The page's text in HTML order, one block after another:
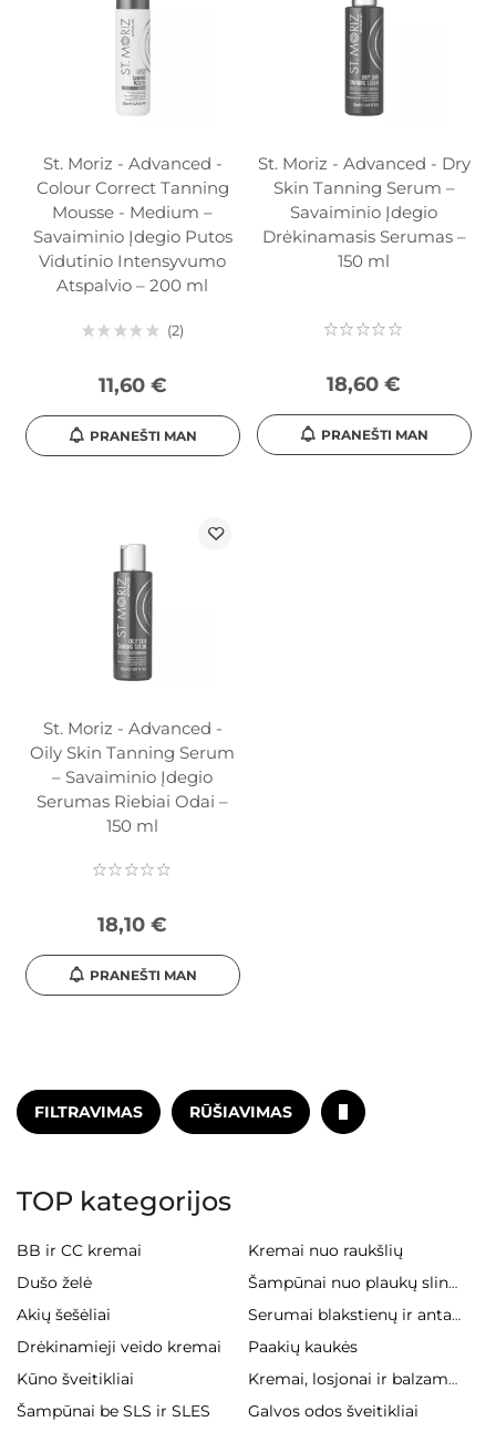
St. Moriz - Advanced -
Colour Correct Tanning
Mousse - Medium –
Savaiminio Įdegio Putos
Vidutinio Intensyvumo
Atspalvio – 200 ml
2
11,60 €
PRANEŠTI MAN
St. Moriz - Advanced - Dry
Skin Tanning Serum –
Savaiminio Įdegio
Drėkinamasis Serumas –
150 ml
18,60 €
PRANEŠTI MAN
St. Moriz - Advanced -
Oily Skin Tanning Serum
– Savaiminio Įdegio
Serumas Riebiai Odai –
150 ml
18,10 €
PRANEŠTI MAN
FILTRAVIMAS RŪŠIAVIMAS
TOP kategorijos
BB ir CC kremai
Kremai nuo raukšlių
Dušo želė
Šampūnai nuo plaukų slinkimo
Akių šešėliai Serumai blakstienų ir antakiams
Drėkinamieji veido kremai
Paakių kaukės
Kūno šveitikliai
Kremai, losjonai ir balzamai kūnui
Šampūnai be SLS ir SLES
Galvos odos šveitikliai